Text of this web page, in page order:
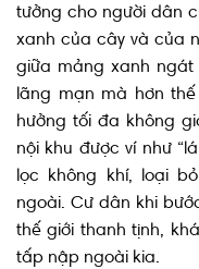
tưởng cho người dân
xanh của cây và của
giữa mảng xanh
lãng mạn mà hơn
hưởng tối đa không
nội khu được ví như
lọc không khí, loại
ngoài. Cư dân khi
thế giới thanh tịnh,
tấp nập ngoài kia.